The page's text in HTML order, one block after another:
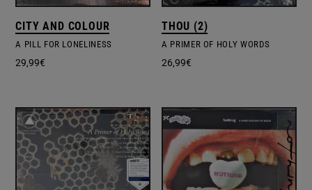
CITY AND COLOUR
A PILL FOR LONELINESS
29,99€
THOU (2)
A PRIMER OF HOLY WORDS
26,99€